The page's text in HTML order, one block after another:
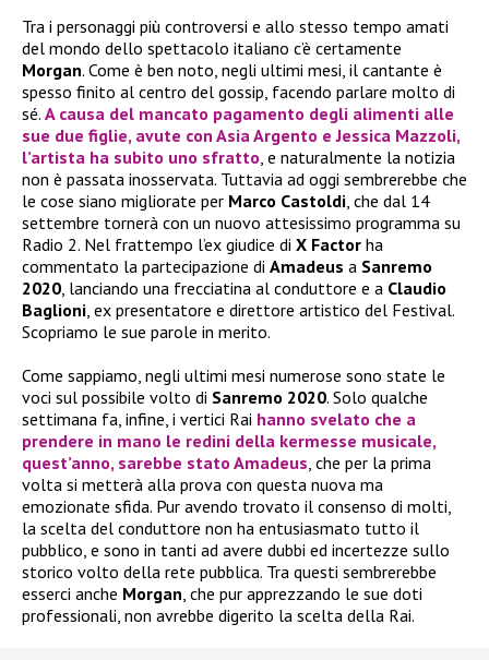
Tra i personaggi più controversi e allo stesso tempo amati
del mondo dello spettacolo italiano c’è certamente
Morgan. Come è ben noto, negli ultimi mesi, il cantante è
spesso finito al centro del gossip, facendo parlare molto di
sé. A causa del mancato pagamento degli alimenti alle
sue due figlie, avute con Asia Argento eJessica Mazzoli,
l’artista ha subito uno sfratto, e naturalmente la notizia
non è passata inosservata. Tuttavia ad oggi sembrerebbe che
le cose siano migliorate per Marco Castoldi, che dal 14
settembre tornerà con un nuovo attesissimo programma su
Radio 2. Nel frattempo l’ex giudice di X Factor ha
commentato la partecipazione di Amadeus a Sanremo
2020, lanciando una frecciatina al conduttore e a Claudio
Baglioni, ex presentatore e direttore artistico del Festival.
Scopriamo le sue parole in merito.
Come sappiamo, negli ultimi mesi numerose sono state le
voci sul possibile volto di Sanremo 2020. Solo qualche
settimana fa, infine, i vertici Rai hanno svelato che a
prendere in mano le redini della kermesse musicale,
quest’anno, sarebbe stato Amadeus, che per la prima
volta si metterà alla prova con questa nuova ma
emozionate sfida. Pur avendo trovato il consenso di molti,
la scelta del conduttore non ha entusiasmato tutto il
pubblico, e sono in tanti ad avere dubbi ed incertezze sullo
storico volto della rete pubblica. Tra questi sembrerebbe
esserci anche Morgan, che pur apprezzando le sue doti
professionali, non avrebbe digerito la scelta della Rai.